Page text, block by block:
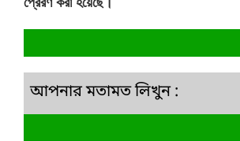
আপনার মতামত লিখুন :